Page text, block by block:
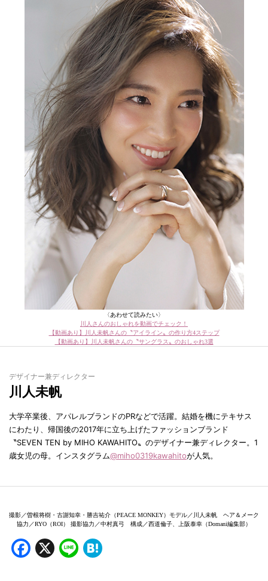
〈あわせて読みたい〉
川人さんのおしゃれを動画でチェック！
【動画あり】川人未帆さんの〝アイライン〟の作り方4ステップ
【動画あり】川人未帆さんの〝サングラス〟のおしゃれ3選
デザイナー兼ディレクター
川人未帆
大学卒業後、アパレルブランドのPRなどで活躍。結婚を機にテキサス
にわたり、帰国後の2017年に立ち上げたファッションブランド
〝SEVEN TEN by MIHO KAWAHITO〟のデザイナー兼ディレクター。1
歳女児の母。インスタグラム@miho0319kawahitoが人気。
撮影／曽根将樹・古謝知幸・勝吉祐介（PEACE MONKEY）モデル／川人未帆 ヘア＆メーク
協力／RYO（ROI） 撮影協力／中村真弓 構成／西道倫子、上阪泰幸（Domani編集部）
Facebook
X Line